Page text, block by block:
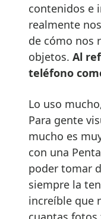
contenidos e
realmente
de cómo nos
objetos. Al
teléfono
Lo uso
Para gente
mucho es
con una
poder tomar
siempre la
increíble que